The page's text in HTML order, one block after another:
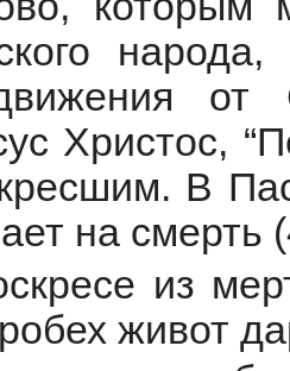
движения
Христос,
В
на смерть
из
живот